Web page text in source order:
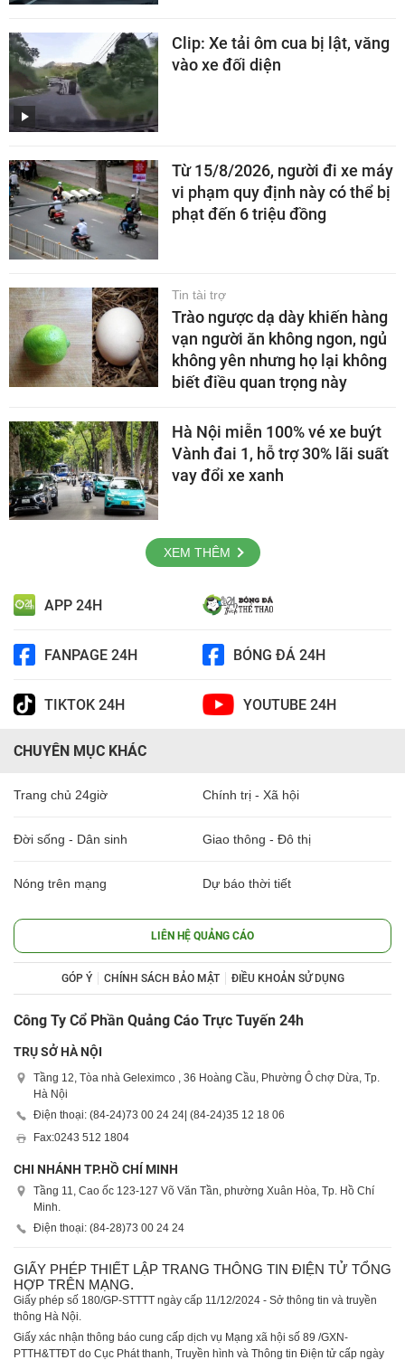
Clip: Xe tải ôm cua bị lật, văng
vào xe đối diện
Từ 15/8/2026, người đi xe máy
vi phạm quy định này có thể bị
phạt đến 6 triệu đồng
Tin tài trợ
Trào ngược dạ dày khiến hàng
vạn người ăn không ngon, ngủ
không yên nhưng họ lại không
biết điều quan trọng này
Hà Nội miễn 100% vé xe buýt
Vành đai 1, hỗ trợ 30% lãi suất
vay đổi xe xanh
XEM THÊM
APP 24H
FANPAGE 24H BÓNG ĐÁ 24H
TIKTOK 24H YOUTUBE 24H
CHUYÊN MỤC KHÁC
Trang chủ 24giờ Chính trị - Xã hội
Đời sống - Dân sinh Giao thông - Đô thị
Nóng trên mạng Dự báo thời tiết
LIÊN HỆ QUẢNG CÁO
GÓP Ý CHÍNH SÁCH BẢO MẬT ĐIỀU KHOẢN SỬ DỤNG
Công Ty Cổ Phần Quảng Cáo Trực Tuyến 24h
TRỤ SỞ HÀ NỘI
Tầng 12, Tòa nhà Geleximco , 36 Hoàng Cầu, Phường Ô chợ Dừa, Tp.
Hà Nội
Điện thoại: (84-24)73 00 24 24 | (84-24)35 12 18 06
Fax:0243 512 1804
CHI NHÁNH TP.HỒ CHÍ MINH
Tầng 11, Cao ốc 123-127 Võ Văn Tần, phường Xuân Hòa, Tp. Hồ Chí
Minh.
Điện thoại: (84-28)73 00 24 24
GIẤY PHÉP THIẾT LẬP TRANG THÔNG TIN ĐIỆN TỬ TỔNG
HỢP TRÊN MẠNG.
Giấy phép số 180/GP-STTTT ngày cấp 11/12/2024 - Sở thông tin và truyền
thông Hà Nội.
Giấy xác nhận thông báo cung cấp dịch vụ Mạng xã hội số 89 /GXN-
PTTH&TTĐT do Cục Phát thanh, Truyền hình và Thông tin Điện tử cấp ngày